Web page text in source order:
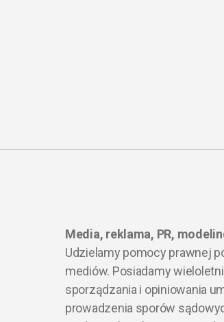
Media, reklama, PR,
Udzielamy pomocy prawnej
mediów. Posiadamy
sporządzania i opiniowania
prowadzenia sporów